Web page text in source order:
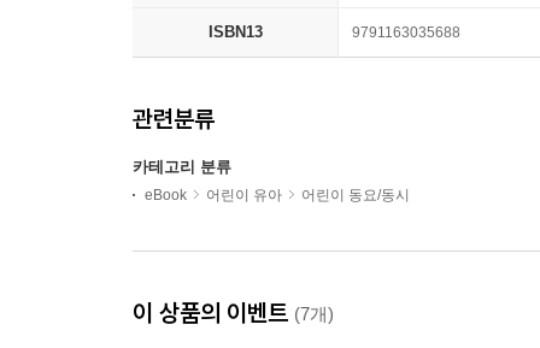
ISBN13 9791163035688
관련분류
카테고리 분류
eBook 어린이 유아 어린이 동요/동시
이 상품의 이벤트 (7개)